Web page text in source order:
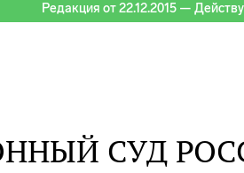
Редакция от 22.12.2015 —
СУД